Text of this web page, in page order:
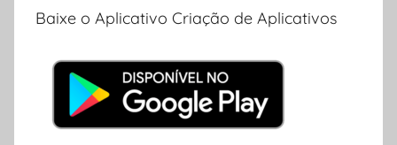
Baixe o Aplicativo Criação de Aplicativos